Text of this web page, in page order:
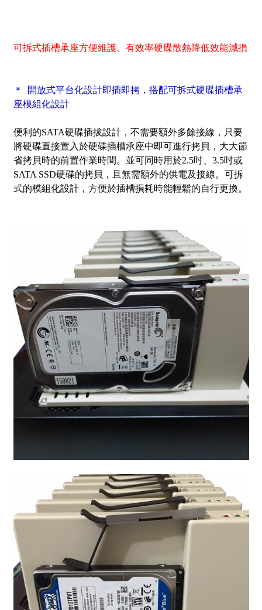
可拆式插槽承座方便維護、有效率硬碟散熱降低效能減損
＊ 開放式平台化設計即插即拷，搭配可拆式硬碟插槽承
座模組化設計
便利的SATA硬碟插拔設計，不需要額外多餘接線，只要
將硬碟直接置入於硬碟插槽承座中即可進行拷貝，大大節
省拷貝時的前置作業時間。並可同時用於2.5吋、3.5吋或
SATA SSD硬碟的拷貝，且無需額外的供電及接線。 可拆
式的模組化設計，方便於插槽損耗時能輕鬆的自行更換。